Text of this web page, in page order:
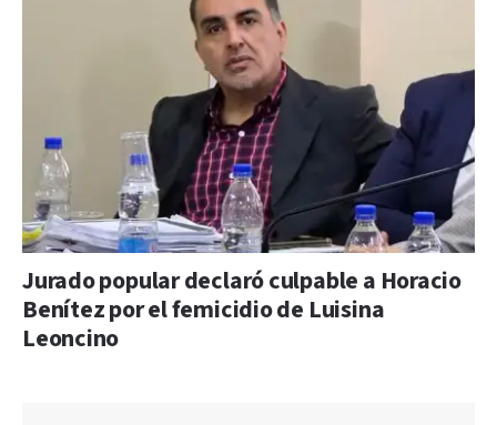
Jurado popular declaró culpable a Horacio
Benítez por el femicidio de Luisina
Leoncino